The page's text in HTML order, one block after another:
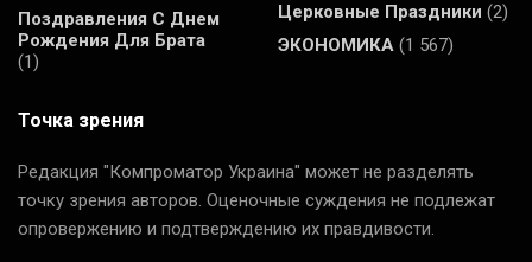
Поздравления С Днем
Рождения Для Брата
(1)
Церковные Праздники (2)
ЭКОНОМИКА (1 567)
Точка зрения
Редакция "Компроматор Украина" может не разделять
точку зрения авторов. Оценочные суждения не подлежат
опровержению и подтверждению их правдивости.